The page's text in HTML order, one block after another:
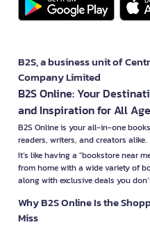
B2S, a business unit of
Company Limited
B2S Online: Your
and Inspiration for All
B2S Online is your all-in-one
readers, writers, and creators alike.
It’s like having a "bookstore near
from home with a wide variety of
along with exclusive deals you
Why B2S Online Is the
Miss